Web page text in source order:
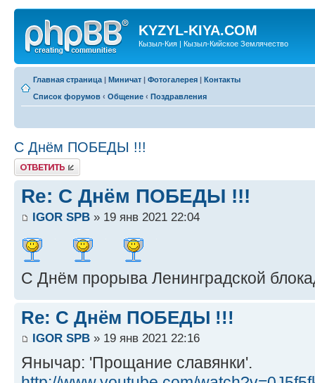
KYZYL-KIYA.COM
Кызыл-Кия | Кызыл-Кийское Землячество
Главная страница | Миничат | Фотогалерея | Контакты
Список форумов ‹ Общение ‹ Поздравления
С Днём ПОБЕДЫ !!!
Ответить
Re: С Днём ПОБЕДЫ !!!
IGOR SPB » 19 янв 2021 22:04
С Днём прорыва Ленинградской
Re: С Днём ПОБЕДЫ !!!
IGOR SPB » 19 янв 2021 22:16
Янычар: 'Прощание славянки'.